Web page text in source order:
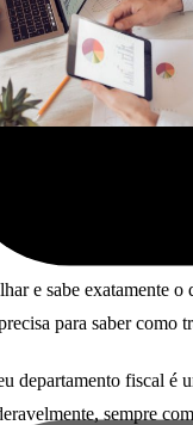
e sabe exatamente
para saber
departamento fiscal
sempre